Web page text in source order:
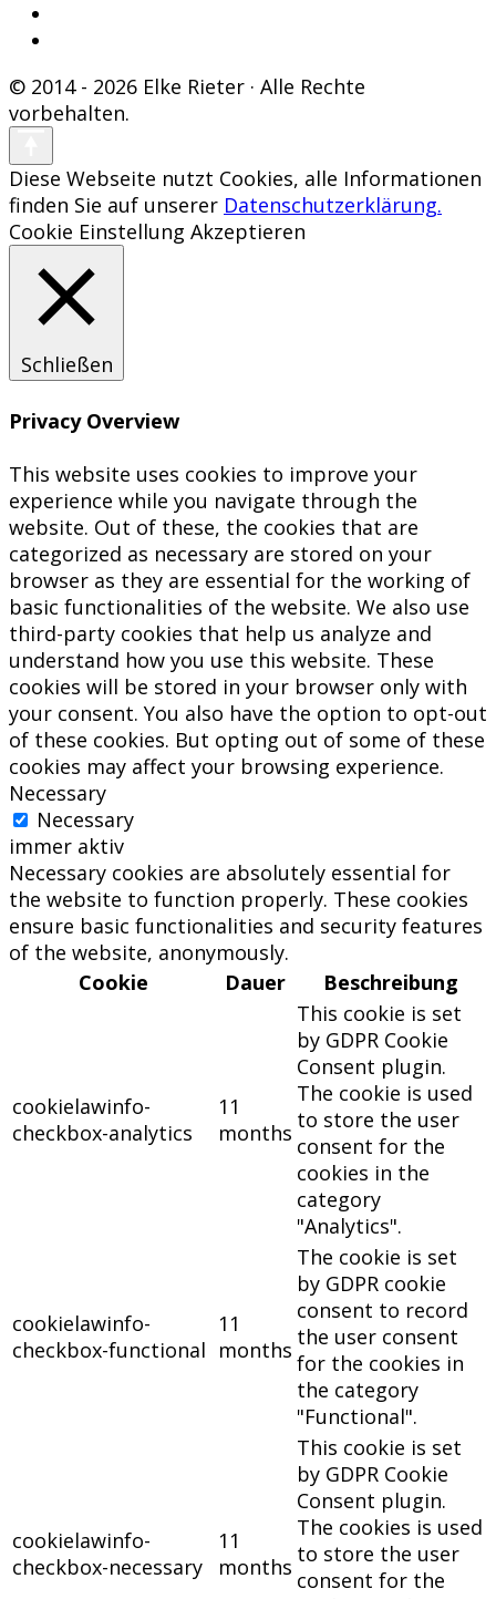
© 2014 - 2026 Elke Rieter · Alle Rechte
vorbehalten.
Diese Webseite nutzt Cookies, alle Informationen
finden Sie auf unserer Datenschutzerklärung.
Cookie Einstellung Akzeptieren
Schließen
Privacy Overview
This website uses cookies to improve your
experience while you navigate through the
website. Out of these, the cookies that are
categorized as necessary are stored on your
browser as they are essential for the working of
basic functionalities of the website. We also use
third-party cookies that help us analyze and
understand how you use this website. These
cookies will be stored in your browser only with
your consent. You also have the option to opt-out
of these cookies. But opting out of some of these
cookies may affect your browsing experience.
Necessary
Necessary
immer aktiv
Necessary cookies are absolutely essential for
the website to function properly. These cookies
ensure basic functionalities and security features
of the website, anonymously.
Cookie
Dauer Beschreibung
cookielawinfo-
checkbox-analytics
11
months
This cookie is set
by GDPR Cookie
Consent plugin.
The cookie is used
to store the user
consent for the
cookies in the
category
"Analytics".
cookielawinfo-
checkbox-functional
11
months
The cookie is set
by GDPR cookie
consent to record
the user consent
for the cookies in
the category
"Functional".
cookielawinfo-
checkbox-necessary
11
months
This cookie is set
by GDPR Cookie
Consent plugin.
The cookies is used
to store the user
consent for the